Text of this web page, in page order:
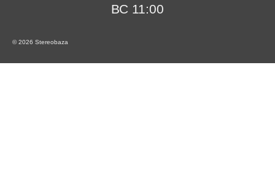
ВС 11:00
© 2026 Stereobaza